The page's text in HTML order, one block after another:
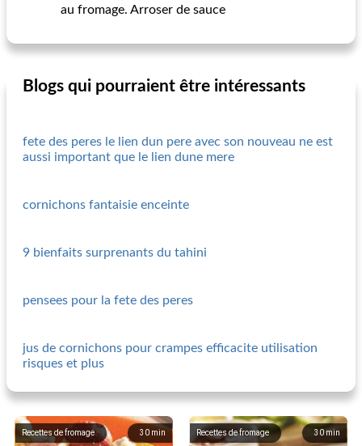
au fromage. Arroser de sauce
Blogs qui pourraient être intéressants
fete des peres le lien dun pere avec son nouveau ne est
aussi important que le lien dune mere
cornichons fantaisie enceinte
9 bienfaits surprenants du tahini
pensees pour la fete des peres
jus de cornichons pour crampes efficacite utilisation
risques et plus
30 min
Recettes de fromage 30 min
Recettes de fromage